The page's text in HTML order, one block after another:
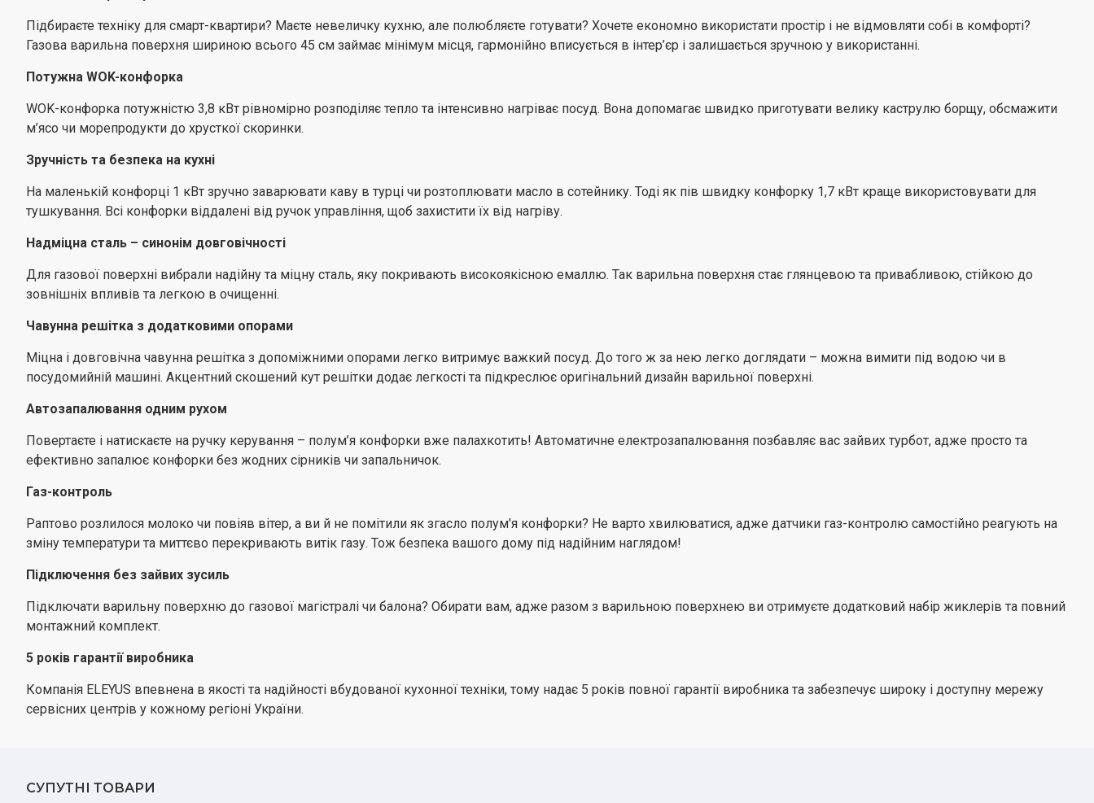
Раптово розлилося молоко чи повіяв вітер, а ви й не помітили як згасло
полум'я конфорки? Не варто хвилюватися, адже датчики газ-контролю
та повний монтажний комплект.
тому надає 5 років повної гарантії виробника та забезпечує широку і доступну
Підбираєте техніку для смарт-квартири? Маєте невеличку кухню, але полюбляєте готувати? Хочете економно використати простір і не відмовляти собі в комфорті?
Газова варильна поверхня шириною всього 45 см займає мінімум місця, гармонійно вписується в інтер’єр і залишається зручною у використанні.
Потужна WOK-конфорка
WOK-конфорка потужністю 3,8 кВт рівномірно розподіляє тепло та інтенсивно нагріває посуд. Вона допомагає швидко приготувати велику каструлю борщу, обсмажити
м’ясо чи морепродукти до хрусткої скоринки.
Зручність та безпека на кухні
На маленькій конфорці 1 кВт зручно заварювати каву в турці чи розтоплювати масло в сотейнику. Тоді як пів швидку конфорку 1,7 кВт краще використовувати для
тушкування. Всі конфорки віддалені від ручок управління, щоб захистити їх від нагріву.
Надміцна сталь – синонім довговічності
Для газової поверхні вибрали надійну та міцну сталь, яку покривають високоякісною емаллю. Так варильна поверхня стає глянцевою та привабливою, стійкою до
зовнішніх впливів та легкою в очищенні.
Чавунна решітка з додатковими опорами
Міцна і довговічна чавунна решітка з допоміжними опорами легко витримує важкий посуд. До того ж за нею легко доглядати – можна вимити під водою чи в
посудомийній машині. Акцентний скошений кут решітки додає легкості та підкреслює оригінальний дизайн варильної поверхні.
Автозапалювання одним рухом
Повертаєте і натискаєте на ручку керування – полум’я конфорки вже палахкотить! Автоматичне електрозапалювання позбавляє вас зайвих турбот, адже просто та
ефективно запалює конфорки без жодних сірників чи запальничок.
Газ-контроль
Раптово розлилося молоко чи повіяв вітер, а ви й не помітили як згасло полум'я конфорки? Не варто хвилюватися, адже датчики газ-контролю самостійно реагують на
зміну температури та миттєво перекривають витік газу. Тож безпека вашого дому під надійним наглядом!
Підключення без зайвих зусиль
Підключати варильну поверхню до газової магістралі чи балона? Обирати вам, адже разом з варильною поверхнею ви отримуєте додатковий набір жиклерів та повний
монтажний комплект.
5 років гарантії виробника
Компанія ELEYUS впевнена в якості та надійності вбудованої кухонної техніки, тому надає 5 років повної гарантії виробника та забезпечує широку і доступну мережу
сервісних центрів у кожному регіоні України.
СУПУТНІ ТОВАРИ